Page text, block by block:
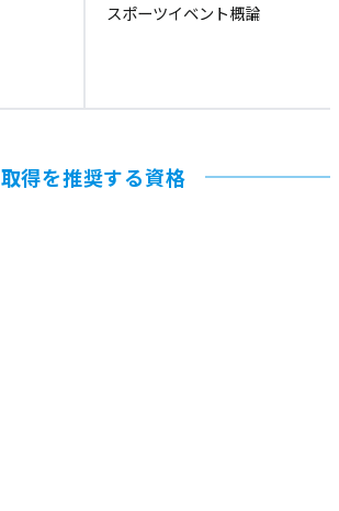
スポーツイベント概論
取得を推奨する資格